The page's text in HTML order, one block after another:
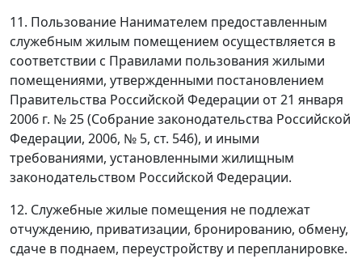
11. Пользование Нанимателем предоставленным
служебным жилым помещением осуществляется в
соответствии с Правилами пользования жилыми
помещениями, утвержденными постановлением
Правительства Российской Федерации от 21 января
2006 г. № 25 (Собрание законодательства Российской
Федерации, 2006, № 5, ст. 546), и иными
требованиями, установленными жилищным
законодательством Российской Федерации.
12. Служебные жилые помещения не подлежат
отчуждению, приватизации, бронированию, обмену,
сдаче в поднаем, переустройству и перепланировке.